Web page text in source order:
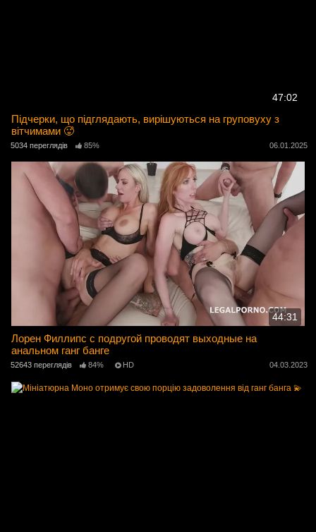
47:02
Підчерки, що підглядають, вирішуються на груповуху з
вітчимами 🥵
5034 переглядів 85% 06.01.2025
44:31
Лорен Филлипс с подругой проводят выходные на
анальном ганг банге
52643 переглядів 84% HD 04.03.2023